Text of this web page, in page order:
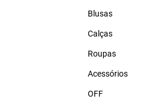
Blusas
Calças
Roupas
Acessórios
OFF